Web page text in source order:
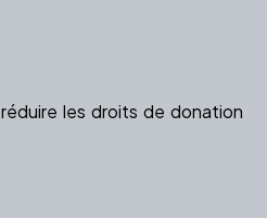
les droits de donation